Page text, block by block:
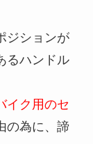
ジションが
るハンドル
イク用のセ
の為に、諦